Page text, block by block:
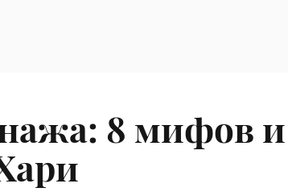
8 мифов и